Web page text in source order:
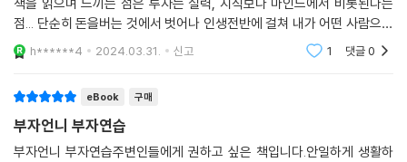
내 돈을 자산관리사가 알아서 관리해주는 일은 일어나지 않는다. 부자들도
자산관리는 스스로 한다. 다만 자산관리사나 회계사 같은 전문가들에게 정
자산관리사는 코치 같은 존재다. 자산관리사의 조언을 듣되 진도를 조절하
며 목표 지점까지 가는 것은 온전히 내 몫이다.
---「4부 ‘카드 안 긁고 해외여행하는 법」중에서
명해놓아서 좀 더 탄탄하게 투자 지식을 다질 수 있다.
재테크를 하다 보면 다이어트할 때처럼 꼭 요요가 온다. 《부자언니 부자특
로, 초심을 잃지 않게 마음의 근육을 길러준다. 매 순간 의지를 다질 필요도
없이 일상에서 자연스럽게 무의식적으로 행동을 할 수 있도록 우리의 체질
을 바꿔준다. 일단 평범한 DNA가 부자 DNA로 바뀌면 부자로 가는 길도
책을 읽으며 느끼는 점은 투자는 실력, 지식보다 마인드에서 비롯된다는
점... 단순히 돈을버는 것에서 벗어나 인생전반에 걸쳐 내가 어떤 사람으로
살 것인가를 알려주는 책이었다. 개인적으로 나는 금융지식이 많이 부족한
재린이로 GDP를 비
h******4 2024.03.31. 신고 1 댓글0
eBook 구매
부자언니 부자연습
부자언니 부자연습주변인들에게 권하고 싶은 책입니다.안일하게 생활하